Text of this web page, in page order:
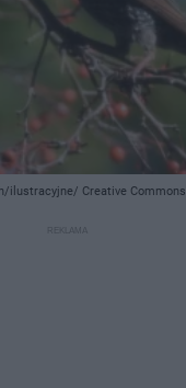
ilustracyjne/ Creative Commons